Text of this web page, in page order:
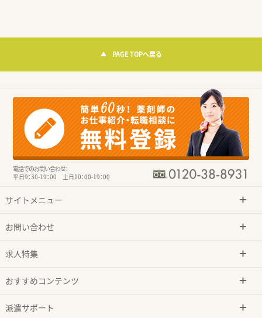
PAGE TOPへ戻る
電話でのお問い合わせ：
平日9：30-19：00 土日10：00-19：00
サイトメニュー
お問い合わせ
求人特集
おすすめコンテンツ
派遣サポート